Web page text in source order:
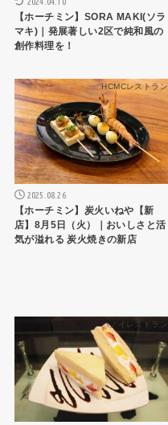
【ホーチミン】SORA MAKI(ソラ
マキ)｜発展著しい2区で純和風の
創作料理を！
HCMCレストラン
2025.08.26
【ホーチミン】炭火いねや【新
店】8月5日（火）｜おいしさと活
気が溢れる 炭火焼きの新店
ハノイレストラン